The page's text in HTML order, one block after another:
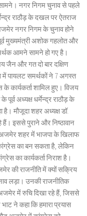
नगर निगम चुनाव से पहले
राठौड़ के दखल पर ऐतराज
नगर निगम के चुनाव होने
मुख्यमंत्री अशोक गहलोत और
आमने सामने हो गए है।
जैन और गत दो बार दक्षिण
में पायलट समर्थकों ने 7 अगस्त
कार्यकर्ता शामिल हुए। विजय
अध्यक्ष धर्मेन्द्र राठौड़ के
मौजूदा शहर अध्यक्ष डॉ.
हैं। इससे पुराने और निष्ठावान
अजमेर शहर में भाजपा के खिलाफ
का बन सकता है, लेकिन
का कार्यकर्ता निराश है।
की राजनीति में क्यों सक्रिय
लड़ा। उनकी राजनीतिक
अजमेर में रुचि दिखा रहे हैं, जिससे
ने कहा कि हमारा प्रयास